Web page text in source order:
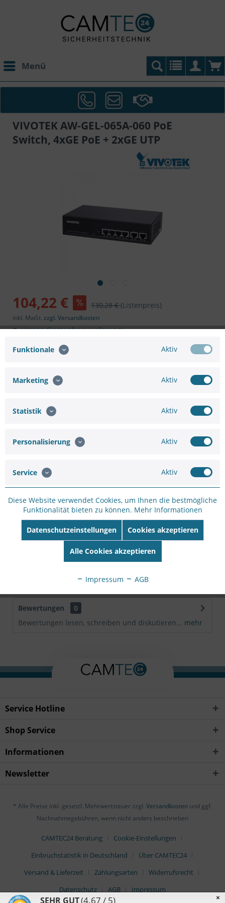
Menü
VIVOTEK AW-GEL-065A-060 PoE
Switch, 4xGE PoE + 2xGE UTP
104,22 € 130,28 €(Listenpreis)
inkl. MwSt. zzgl. Versandkosten
Versandkostenfreie Lieferung!
Hersteller:
Hersteller Artikel-
Nr:
AW-GEL-065A-060
EAN:
4710469354724
Beschreibung
4xGE PoE + 2xGE UTP Lite Managed Switch, 60W PoE
Budget, 802.3 af/atmehr
Bewertungen
0
Bewertungen lesen, schreiben und diskutieren... mehr
Service Hotline
Shop Service
Informationen
Newsletter
* Alle Preise inkl. gesetzl. Mehrwertsteuer zzgl. Versandkosten und ggf.
Nachnahmegebühren, wenn nicht anders beschrieben
CAMTEC24 Beratung
Cookie-Einstellungen
Einbruchstatistik in Deutschland
Über CAMTEC24
Versand & Lieferzeit
Zahlungsarten
Widerrufsrecht
Datenschutz
AGB Impressum
Funktionale Aktiv
Marketing Aktiv
Statistik Aktiv
Personalisierung Aktiv
Service Aktiv
Diese Website verwendet Cookies, um Ihnen die bestmögliche
Funktionalität bieten zu können. Mehr Informationen
Datenschutzeinstellungen Cookies akzeptieren
Alle Cookies akzeptieren
Impressum AGB
×
SEHR GUT(4.67 / 5)